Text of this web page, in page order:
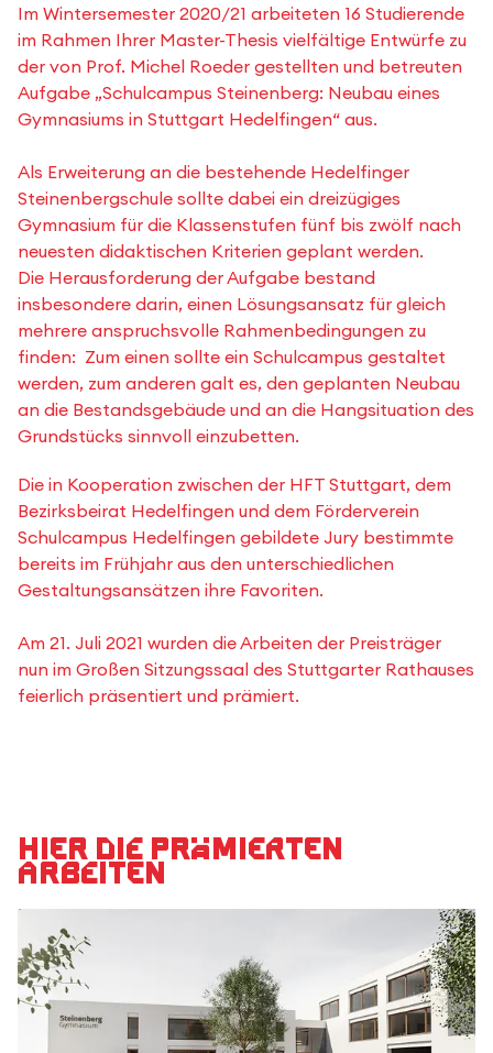
Im Wintersemester 2020/21 arbeiteten 16 Studierende
im Rahmen Ihrer Master-Thesis vielfältige Entwürfe zu
der von Prof. Michel Roeder gestellten und betreuten
Aufgabe „Schulcampus Steinenberg: Neubau eines
Gymnasiums in Stuttgart Hedelfingen“ aus.
Als Erweiterung an die bestehende Hedelfinger
Steinenbergschule sollte dabei ein dreizügiges
Gymnasium für die Klassenstufen fünf bis zwölf nach
neuesten didaktischen Kriterien geplant werden.
Die Herausforderung der Aufgabe bestand
insbesondere darin, einen Lösungsansatz für gleich
mehrere anspruchsvolle Rahmenbedingungen zu
finden: Zum einen sollte ein Schulcampus gestaltet
werden, zum anderen galt es, den geplanten Neubau
an die Bestandsgebäude und an die Hangsituation des
Grundstücks sinnvoll einzubetten.
Die in Kooperation zwischen der HFT Stuttgart, dem
Bezirksbeirat Hedelfingen und dem Förderverein
Schulcampus Hedelfingen gebildete Jury bestimmte
bereits im Frühjahr aus den unterschiedlichen
Gestaltungsansätzen ihre Favoriten.
Am 21. Juli 2021 wurden die Arbeiten der Preisträger
nun im Großen Sitzungssaal des Stuttgarter Rathauses
feierlich präsentiert und prämiert.
Hier die prämierten
Arbeiten